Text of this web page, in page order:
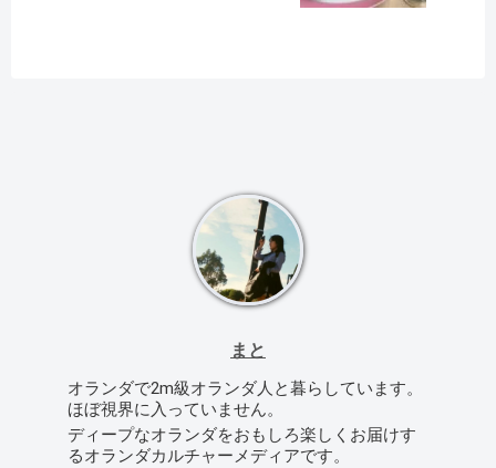
まと
オランダで2m級オランダ人と暮らしています。
ほぼ視界に入っていません。
ディープなオランダをおもしろ楽しくお届けす
るオランダカルチャーメディアです。